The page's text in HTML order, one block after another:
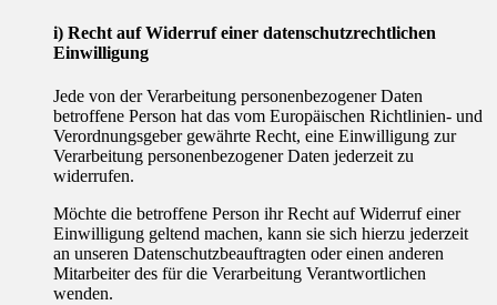
i) Recht auf Widerruf einer datenschutzrechtlichen
Einwilligung
Jede von der Verarbeitung personenbezogener Daten
betroffene Person hat das vom Europäischen Richtlinien- und
Verordnungsgeber gewährte Recht, eine Einwilligung zur
Verarbeitung personenbezogener Daten jederzeit zu
widerrufen.
Möchte die betroffene Person ihr Recht auf Widerruf einer
Einwilligung geltend machen, kann sie sich hierzu jederzeit
an unseren Datenschutzbeauftragten oder einen anderen
Mitarbeiter des für die Verarbeitung Verantwortlichen
wenden.